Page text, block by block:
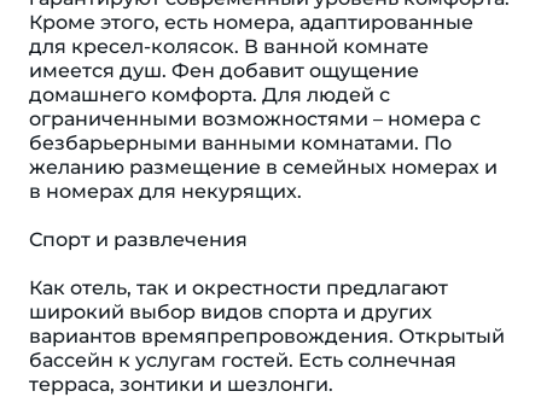
Кроме этого, есть номера, адаптированные
для кресел-колясок. В ванной комнате
имеется душ. Фен добавит ощущение
домашнего комфорта. Для людей с
ограниченными возможностями – номера с
безбарьерными ванными комнатами. По
желанию размещение в семейных номерах и
в номерах для некурящих.
Спорт и развлечения
Как отель, так и окрестности предлагают
широкий выбор видов спорта и других
вариантов времяпрепровождения. Открытый
бассейн к услугам гостей. Есть солнечная
терраса, зонтики и шезлонги.